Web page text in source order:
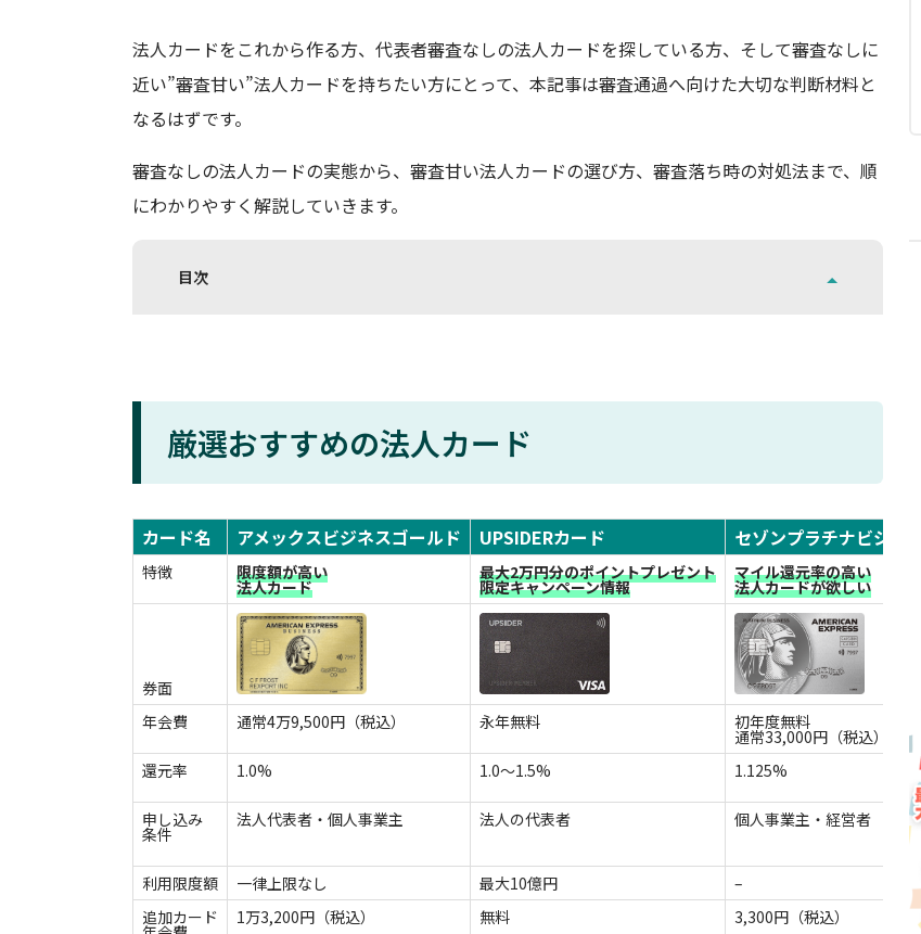
法人カードをこれから作る方、代表者審査なしの法人カードを探している方、そして審査なしに
近い”審査甘い”法人カードを持ちたい方にとって、本記事は審査通過へ向けた大切な判断材料と
なるはずです。
審査なしの法人カードの実態から、審査甘い法人カードの選び方、審査落ち時の対処法まで、順
にわかりやすく解説していきます。
目次
厳選おすすめの法人カード
カード名 アメックスビジネスゴールド UPSIDERカード セゾンプラチナビジネス
特徴 限度額が高い
法人カード
最大2万円分のポイントプレゼント
限定キャンペーン情報
マイル還元率の高い
法人カードが欲しい
券面
年会費
通常4万9,500円（税込） 永年無料 初年度無料
通常33,000円（税込）
還元率 1.0% 1.0～1.5% 1.125%
申し込み
条件
法人代表者・個人事業主 法人の代表者 個人事業主・経営者
利用限度額 一律上限なし 最大10億円 –
追加カード
1万3,200円（税込） 無料 3,300円（税込）